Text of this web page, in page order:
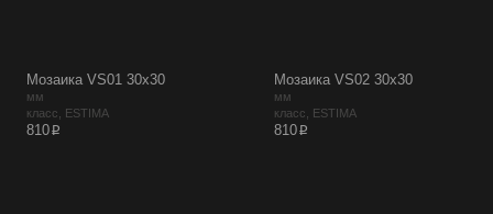
Мозаика VS01 30х30
мм
класс, ESTIMA
810p
Мозаика VS02 30х30
мм
класс, ESTIMA
810p